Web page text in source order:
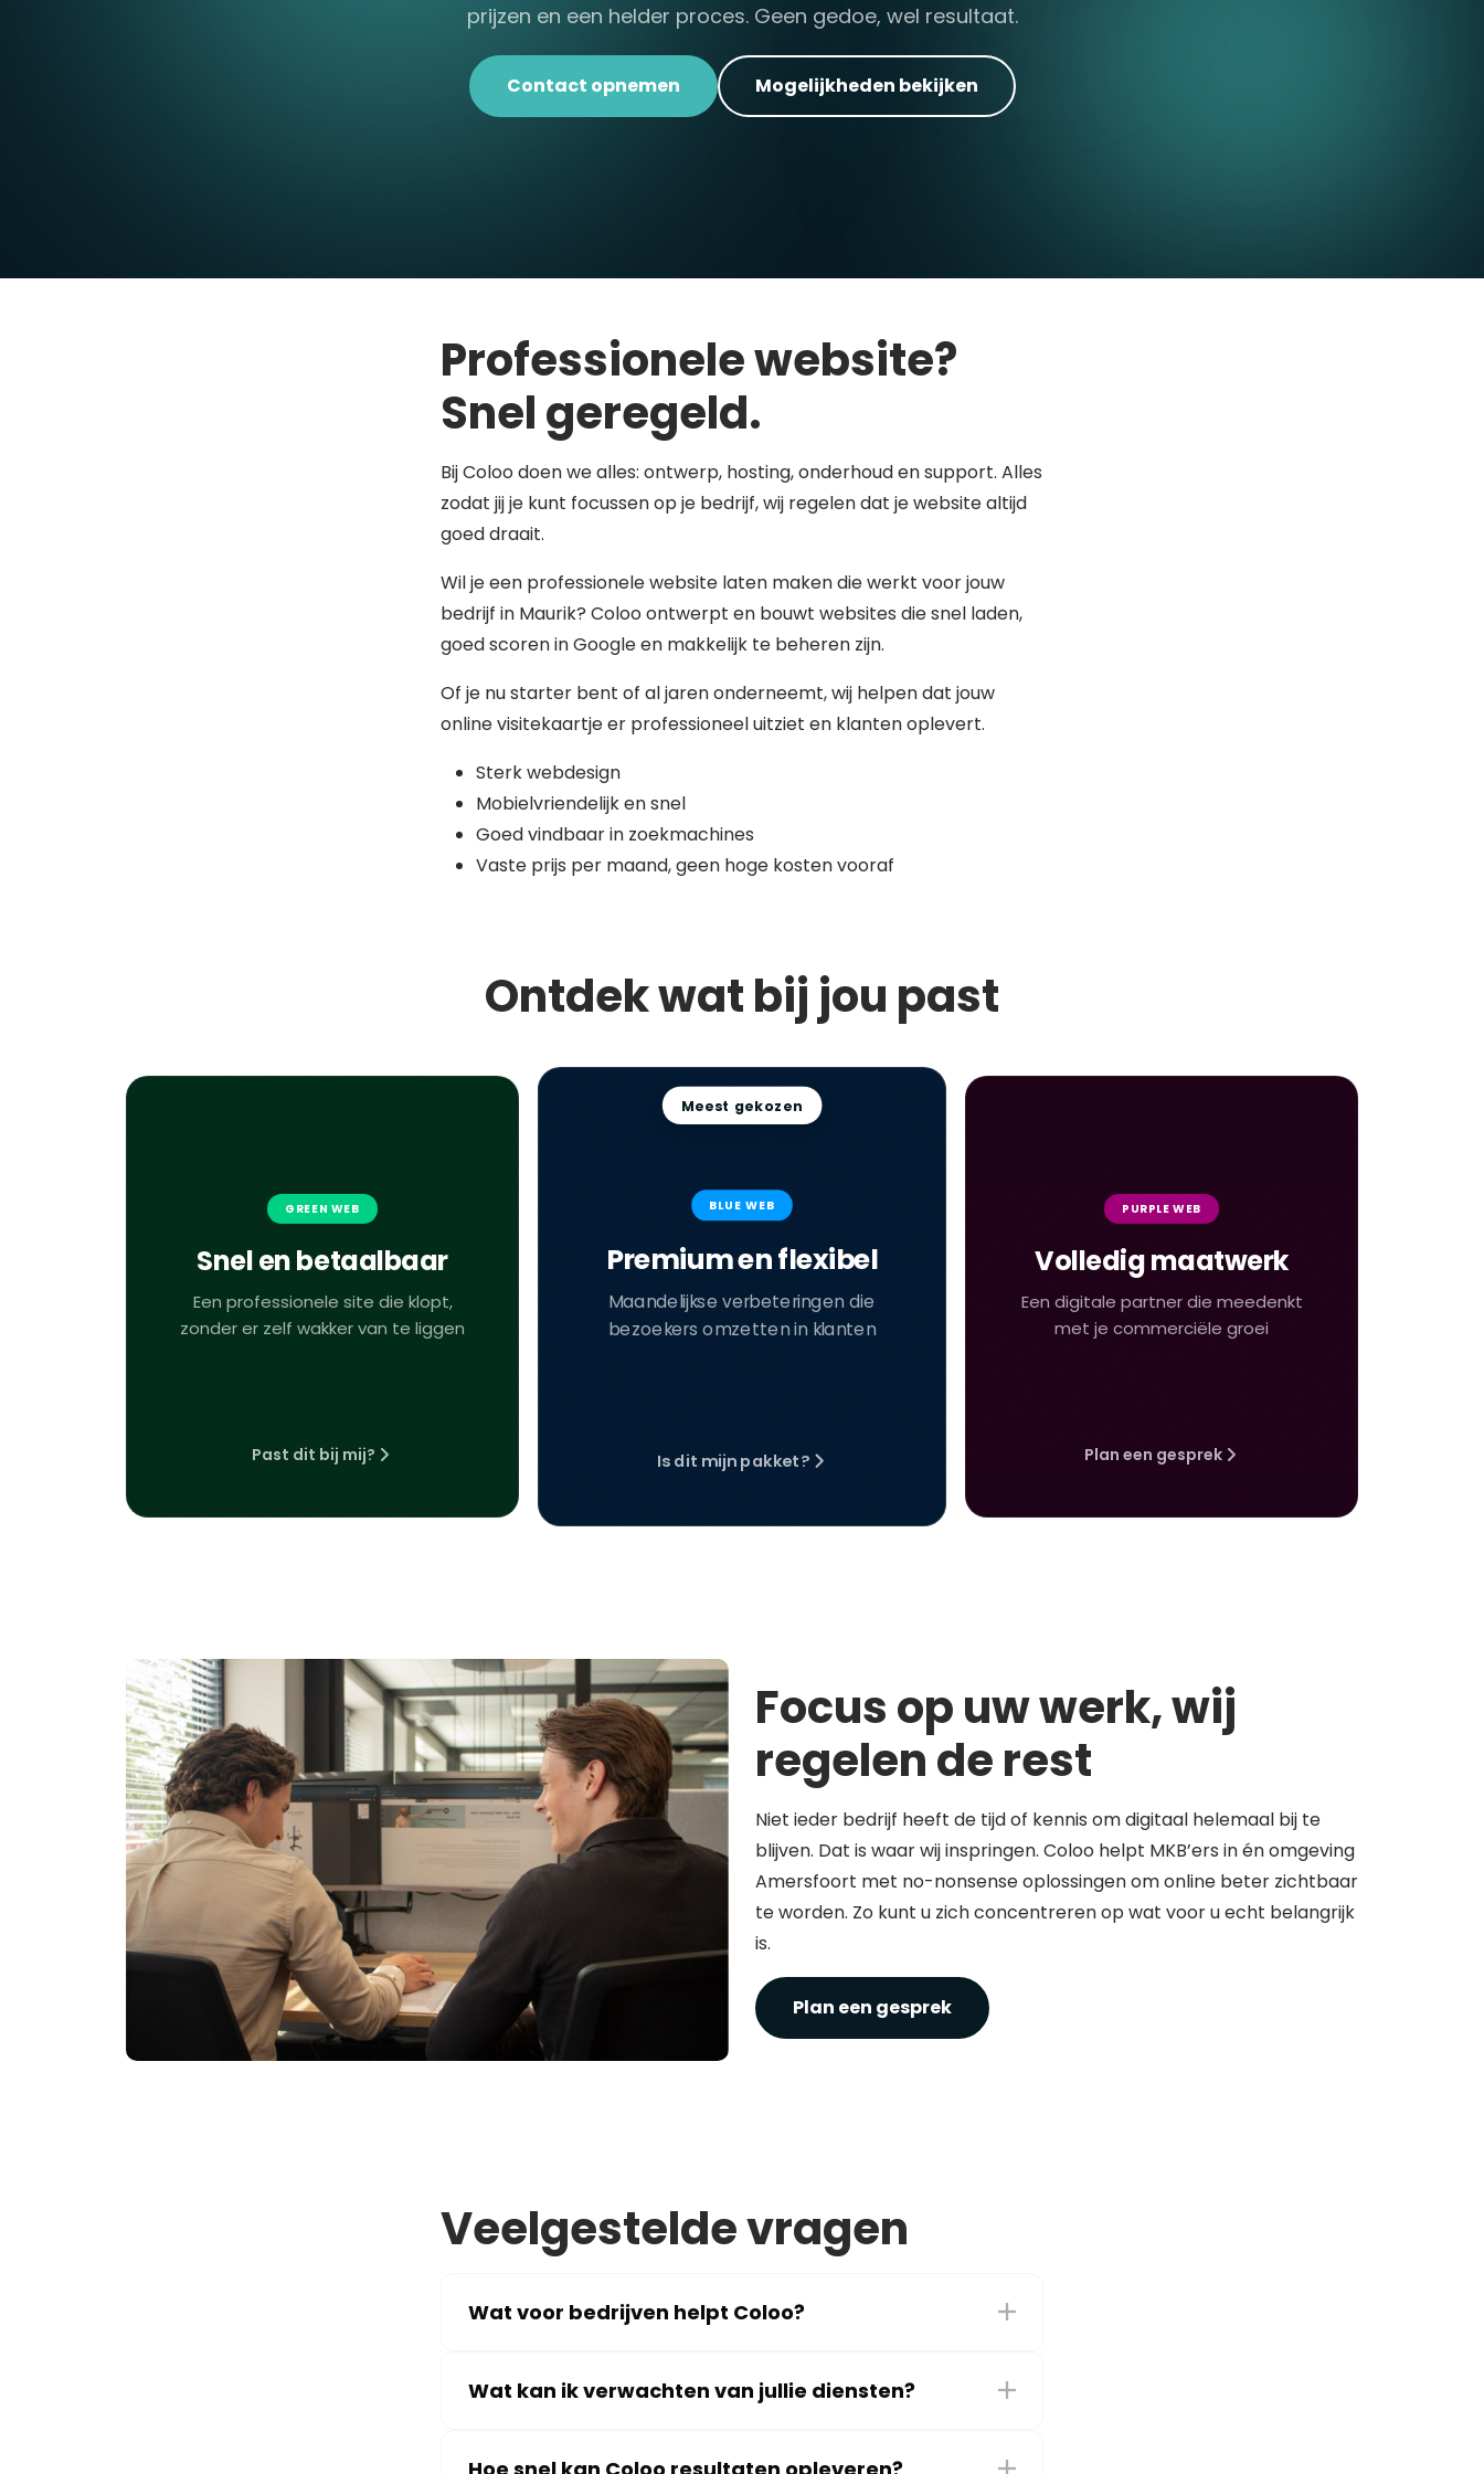
prijzen en een helder proces. Geen gedoe, wel resultaat.
Contact opnemen Mogelijkheden bekijken
Professionele website?
Snel geregeld.
Bij Coloo doen we alles: ontwerp, hosting, onderhoud en support. Alles
zodat jij je kunt focussen op je bedrijf, wij regelen dat je website altijd
goed draait.
Wil je een professionele website laten maken die werkt voor jouw
bedrijf in Maurik? Coloo ontwerpt en bouwt websites die snel laden,
goed scoren in Google en makkelijk te beheren zijn.
Of je nu starter bent of al jaren onderneemt, wij helpen dat jouw
online visitekaartje er professioneel uitziet en klanten oplevert.
Sterk webdesign
Mobielvriendelijk en snel
Goed vindbaar in zoekmachines
Vaste prijs per maand, geen hoge kosten vooraf
Ontdek wat bij jou past
GREEN WEB
Snel en betaalbaar
Een professionele site die klopt,
zonder er zelf wakker van te liggen
Past dit bij mij?
Meest gekozen
BLUE WEB
Premium en flexibel
Maandelijkse verbeteringen die
bezoekers omzetten in klanten
Is dit mijn pakket?
PURPLE WEB
Volledig maatwerk
Een digitale partner die meedenkt
met je commerciële groei
Plan een gesprek
Focus op uw werk, wij
regelen de rest
Niet ieder bedrijf heeft de tijd of kennis om digitaal helemaal bij te
blijven. Dat is waar wij inspringen. Coloo helpt MKB’ers in én omgeving
Amersfoort met no-nonsense oplossingen om online beter zichtbaar
te worden. Zo kunt u zich concentreren op wat voor u echt belangrijk
is.
Plan een gesprek
Veelgestelde vragen
Wat voor bedrijven helpt Coloo?
Wat kan ik verwachten van jullie diensten?